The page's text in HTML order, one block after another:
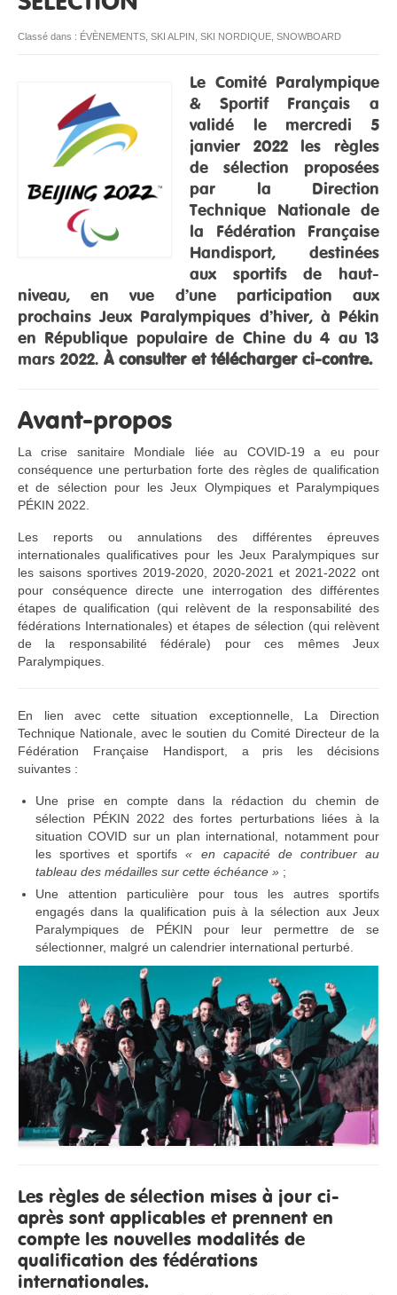
RESSOURCES
Classé dans : ÉVÈNEMENTS SKI ALPIN SKI NORDIQUE SNOWBOARD
Le Comité Paralympique
& Sportif Français a
validé le mercredi 5
janvier 2022 les règles
de sélection proposées
par la Direction
Technique Nationale de
la Fédération Française
Handisport, destinées
aux sportifs de haut-
niveau, en vue d’une participation aux
prochains Jeux Paralympiques d’hiver, à Pékin
en République populaire de Chine du 4 au 13
mars 2022. À consulter et télécharger ci-contre.
Avant-propos
La crise sanitaire Mondiale liée au COVID-19 a eu pour
conséquence une perturbation forte des règles de qualification
et de sélection pour les Jeux Olympiques et Paralympiques
PÉKIN 2022.
Les reports ou annulations des différentes épreuves
internationales qualificatives pour les Jeux Paralympiques sur
les saisons sportives 2019-2020, 2020-2021 et 2021-2022 ont
pour conséquence directe une interrogation des différentes
étapes de qualification (qui relèvent de la responsabilité des
fédérations Internationales) et étapes de sélection (qui relèvent
de la responsabilité fédérale) pour ces mêmes Jeux
Paralympiques.
En lien avec cette situation exceptionnelle, La Direction
Technique Nationale, avec le soutien du Comité Directeur de la
Fédération Française Handisport, a pris les décisions
suivantes :
Une prise en compte dans la rédaction du chemin de
sélection PÉKIN 2022 des fortes perturbations liées à la
situation COVID sur un plan international, notamment pour
les sportives et sportifs« en capacité de contribuer au
tableau des médailles sur cette échéance » ;
Une attention particulière pour tous les autres sportifs
engagés dans la qualification puis à la sélection aux Jeux
Paralympiques de PÉKIN pour leur permettre de se
sélectionner, malgré un calendrier international perturbé.
Les règles de sélection mises à jour ci-
après sont applicables et prennent en
compte les nouvelles modalités de
qualification des fédérations
internationales.